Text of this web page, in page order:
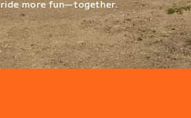
ride more fun—together.